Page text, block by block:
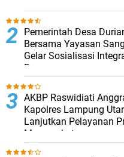
Pemerintah Desa
Bersama Yayasan
Gelar Sosialisasi
Desa
AKBP Raswidiati
Kapolres Lampung
Lanjutkan Pelayanan
Masyarakat